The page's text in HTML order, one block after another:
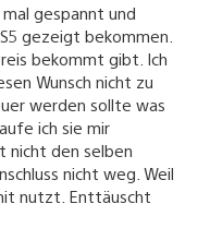
gespannt und
gezeigt bekommen.
bekommt gibt. Ich
Wunsch nicht zu
werden sollte was
ich sie mir
nicht den selben
nicht weg. Weil
nutzt. Enttäuscht